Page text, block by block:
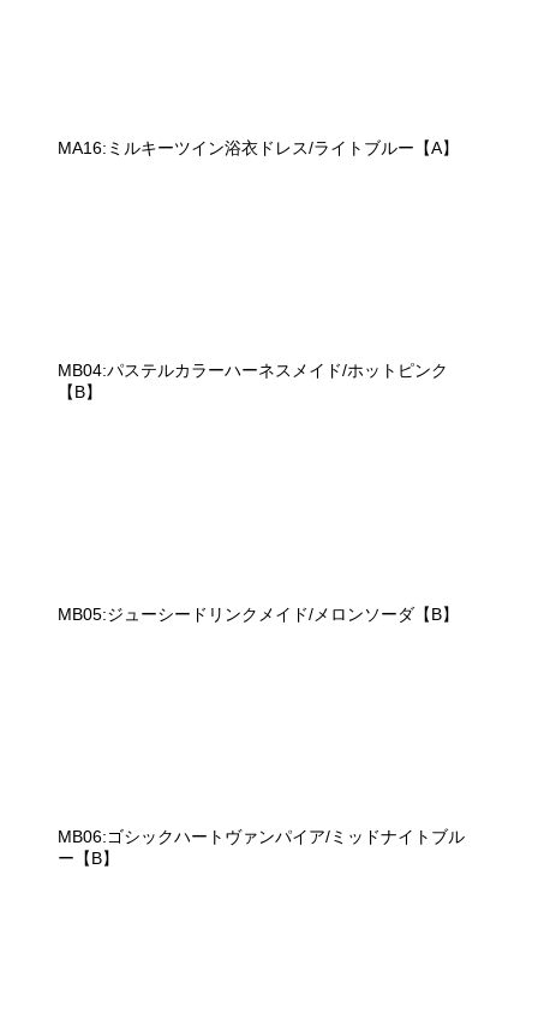
MA16:ミルキーツイン浴衣ドレス/ライトブルー【A】
MB04:パステルカラーハーネスメイド/ホットピンク
【B】
MB05:ジューシードリンクメイド/メロンソーダ【B】
MB06:ゴシックハートヴァンパイア/ミッドナイトブル
ー【B】